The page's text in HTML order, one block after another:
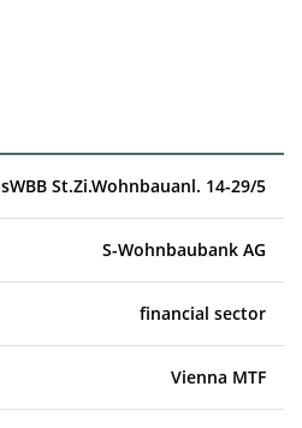
sWBB St.Zi.Wohnbauanl. 14-29/5
S-Wohnbaubank AG
financial sector
Vienna MTF